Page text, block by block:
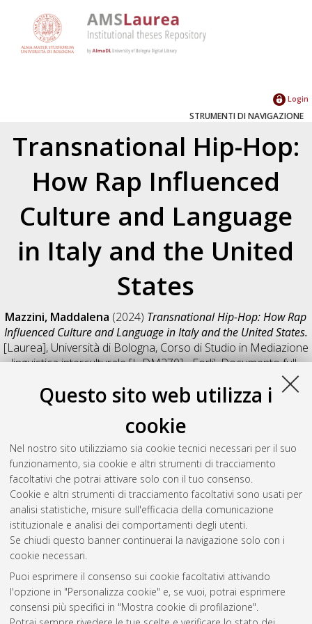
Questo sito web utilizza i
cookie
Nel nostro sito utilizziamo sia cookie tecnici necessari per il suo
funzionamento, sia cookie e altri strumenti di tracciamento
facoltativi che potrai attivare solo con il tuo consenso.
Cookie e altri strumenti di tracciamento facoltativi sono usati per
analisi statistiche, misure sull'efficacia della comunicazione
istituzionale e analisi dei comportamenti degli utenti.
Se chiudi questo banner continuerai la navigazione solo con i
cookie necessari.
Puoi esprimere il consenso sui cookie facoltativi attivando
l'opzione in "Personalizza cookie" e, se vuoi, potrai esprimere
consensi più specifici in "Mostra cookie di profilazione".
Login
STRUMENTI DI NAVIGAZIONE
Transnational Hip-Hop:
How Rap Influenced
Culture and Language
in Italy and the United
States
Mazzini, Maddalena (2024) Transnational Hip-Hop: How Rap
Influenced Culture and Language in Italy and the United States.
[Laurea], Università di Bologna, Corso di Studio in Mediazione
linguistica interculturale [L-DM270] - Forli', Documento full-
Salva citazione
Condividi
Il full-text non è disponibile per scelta dell'autore. (
Abstract
Altri metadati
Gestione del documento:
Atom
Rss 1.0